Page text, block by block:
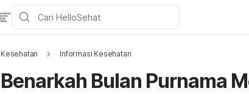
Kesehatan Informasi Kesehatan
Benarkah Bulan Purnama